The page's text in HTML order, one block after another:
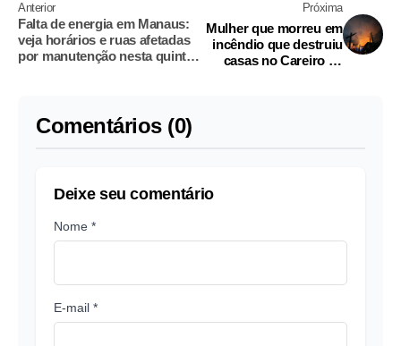
Anterior
Falta de energia em Manaus:
veja horários e ruas afetadas
por manutenção nesta quinta-
Próxima
Mulher que morreu em
incêndio que destruiu
casas no Careiro da
Comentários (0)
Deixe seu comentário
Nome *
E-mail *